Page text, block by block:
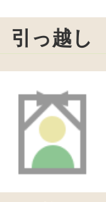
引っ越し